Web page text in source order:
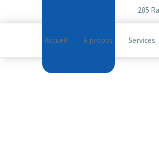
285
Accueil À propos Services